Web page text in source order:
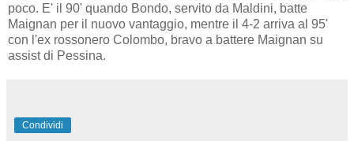
poco. E' il 90' quando Bondo, servito da Maldini, batte
Maignan per il nuovo vantaggio, mentre il 4-2 arriva al 95'
con l'ex rossonero Colombo, bravo a battere Maignan su
assist di Pessina.
Condividi